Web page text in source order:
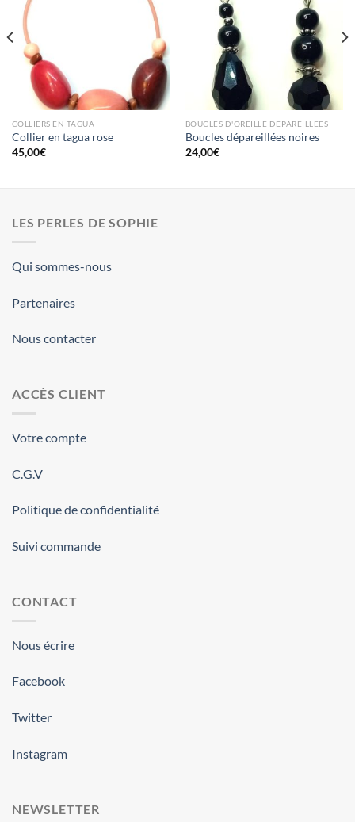
COLLIERS EN TAGUA
Collier en tagua rose
45,00€
BOUCLES D'OREILLE DÉPAREILLÉES
Boucles dépareillées noires
24,00€
LES PERLES DE SOPHIE
Qui sommes-nous
Partenaires
Nous contacter
ACCÈS CLIENT
Votre compte
C.G.V
Politique de confidentialité
Suivi commande
CONTACT
Nous écrire
Facebook
Twitter
Instagram
NEWSLETTER